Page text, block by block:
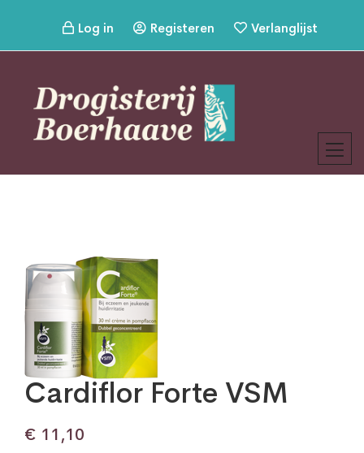
Log in Registeren Verlanglijst
Cardiflor Forte VSM
€ 11,10